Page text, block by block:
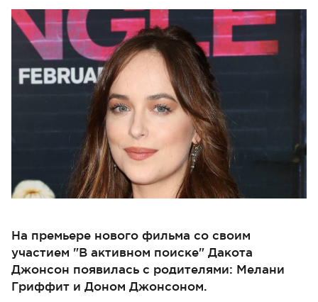
На премьере нового фильма со своим
участием "В активном поиске" Дакота
Джонсон появилась с родителями: Мелани
Гриффит и Доном Джонсоном.